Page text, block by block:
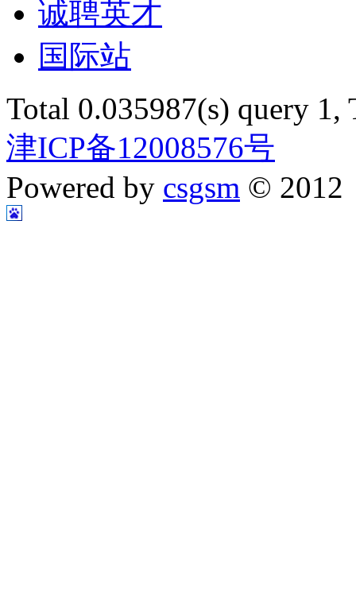
诚聘英才
国际站
Total 0.035987(s) query
津ICP备12008576号
Powered by csgsm © 2012